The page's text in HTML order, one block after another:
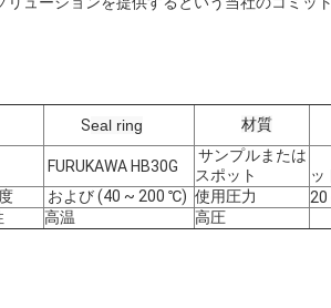
Seal ring 材質
FURUKAWA HB30G
サンプルまたは
スポット
ッ
および (40 ~ 200 ℃) 使用圧力
20
高温 高圧